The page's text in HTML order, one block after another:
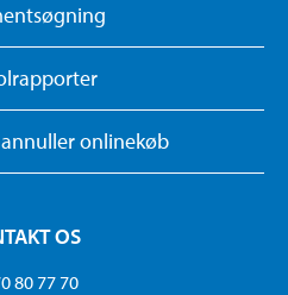
onlinekøb
OS
80 77 70